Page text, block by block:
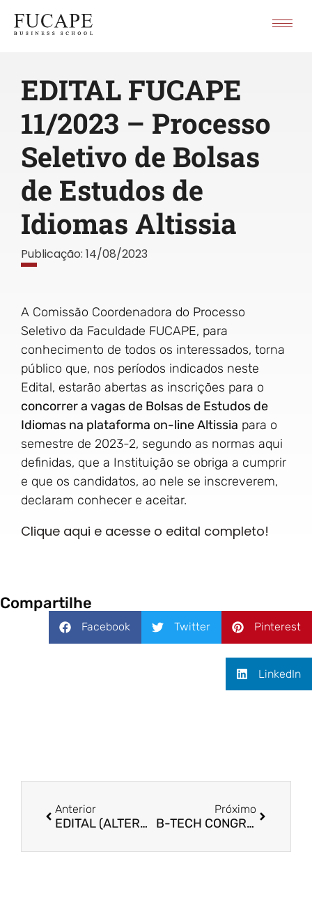
EDITAL FUCAPE
11/2023 – Processo
Seletivo de Bolsas
de Estudos de
Idiomas Altissia
Publicação: 14/08/2023
A Comissão Coordenadora do Processo
Seletivo da Faculdade FUCAPE, para
conhecimento de todos os interessados, torna
público que, nos períodos indicados neste
Edital, estarão abertas as inscrições para o
concorrer a vagas de Bolsas de Estudos de
Idiomas na plataforma on-line Altissia para o
semestre de 2023-2, segundo as normas aqui
definidas, que a Instituição se obriga a cumprir
e que os candidatos, ao nele se inscreverem,
declaram conhecer e aceitar.
Clique aqui e acesse o edital completo!
Compartilhe
Facebook Twitter Pinterest
LinkedIn
Anterior
EDITAL (ALTERAÇÃO) – Dupla titulação Doutorado Fucape-UBI (Portugal)
Próximo
B-TECH CONGRESS – Prorrogado prazo de submissões